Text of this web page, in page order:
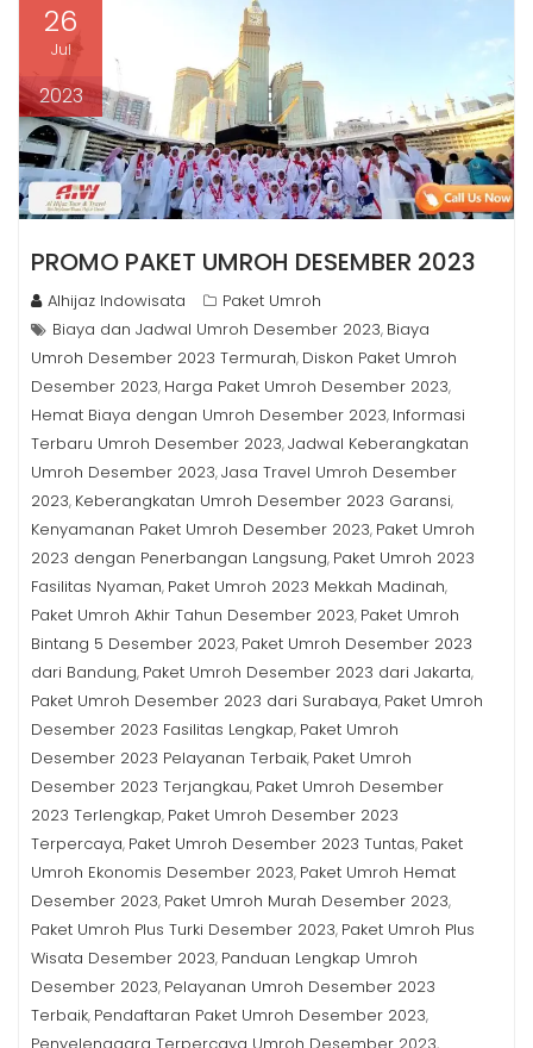
26
Jul
2023
PROMO PAKET UMROH DESEMBER 2023
Alhijaz Indowisata
Paket Umroh
Biaya dan Jadwal Umroh Desember 2023, Biaya
Umroh Desember 2023 Termurah, Diskon Paket Umroh
Desember 2023, Harga Paket Umroh Desember 2023,
Hemat Biaya dengan Umroh Desember 2023, Informasi
Terbaru Umroh Desember 2023,Jadwal Keberangkatan
Umroh Desember 2023,Jasa Travel Umroh Desember
2023, Keberangkatan Umroh Desember 2023 Garansi,
Kenyamanan Paket Umroh Desember 2023, Paket Umroh
2023 dengan Penerbangan Langsung, Paket Umroh 2023
Fasilitas Nyaman, Paket Umroh 2023 Mekkah Madinah,
Paket Umroh Akhir Tahun Desember 2023, Paket Umroh
Bintang 5 Desember 2023, Paket Umroh Desember 2023
dari Bandung, Paket Umroh Desember 2023 dari Jakarta,
Paket Umroh Desember 2023 dari Surabaya, Paket Umroh
Desember 2023 Fasilitas Lengkap, Paket Umroh
Desember 2023 Pelayanan Terbaik, Paket Umroh
Desember 2023 Terjangkau, Paket Umroh Desember
2023 Terlengkap, Paket Umroh Desember 2023
Terpercaya, Paket Umroh Desember 2023 Tuntas, Paket
Umroh Ekonomis Desember 2023, Paket Umroh Hemat
Desember 2023, Paket Umroh Murah Desember 2023,
Paket Umroh Plus Turki Desember 2023, Paket Umroh Plus
Wisata Desember 2023, Panduan Lengkap Umroh
Desember 2023, Pelayanan Umroh Desember 2023
Terbaik, Pendaftaran Paket Umroh Desember 2023,
Penyelenggara Terpercaya Umroh Desember 2023,